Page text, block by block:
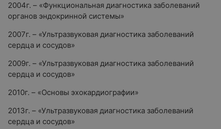
2004г. – «Функциональная диагностика заболеваний
органов эндокринной системы»
2007г. – «Ультразвуковая диагностика заболеваний
сердца и сосудов»
2009г. – «Ультразвуковая диагностика заболеваний
сердца и сосудов»
2010г. – «Основы эхокардиографии»
2013г. – «Ультразвуковая диагностика заболеваний
сердца и сосудов»